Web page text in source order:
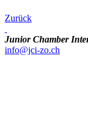
Zurück
Junior Chamber
info@jci-zo.ch